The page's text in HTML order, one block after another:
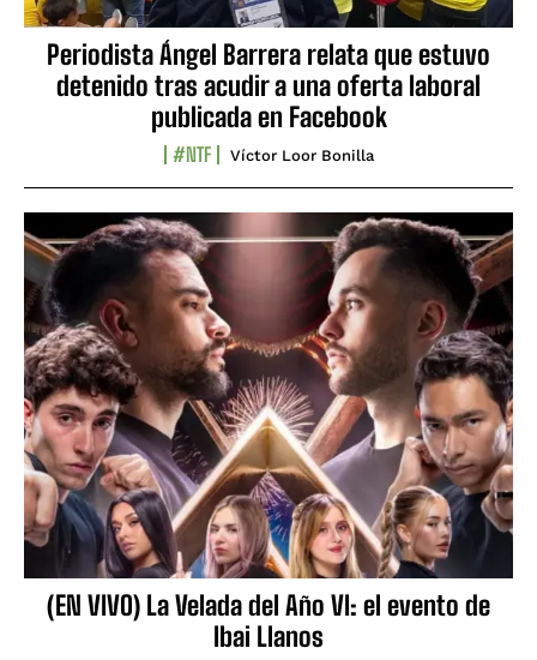
Periodista Ángel Barrera relata que estuvo
detenido tras acudir a una oferta laboral
publicada en Facebook
#NTF Víctor Loor Bonilla
(EN VIVO) La Velada del Año VI: el evento de
Ibai Llanos